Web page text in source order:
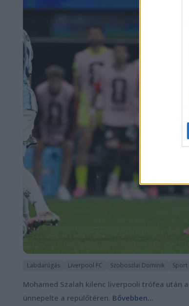
Labdarúgás Liverpool FC Szoboszlai Dominik Sport
Mohamed Szalah kilenc liverpooli trófea után
ünnepelte a repülőtéren. Bővebben...